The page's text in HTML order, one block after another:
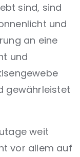
sind, sind
und
an eine
und
gewährleistet
weit
vor allem auf